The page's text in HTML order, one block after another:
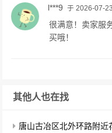
l***9 于 2026-07-23
很满意！卖家服
买哦！
其他人也在找
唐山古冶区北外环路附